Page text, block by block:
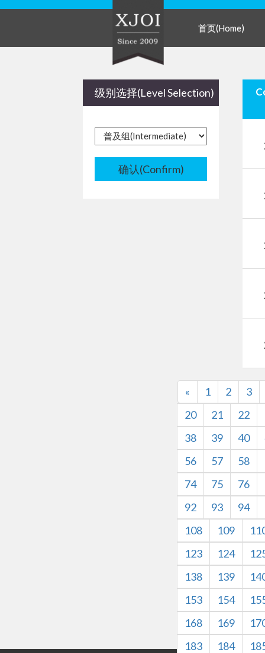
首页(Home)
级别选择(Level Selection)
确认(Confirm)
« 1 2
3
20
21 22
38
39 40
56
57 58
74
75 76
92
93 94
108
109
123
124
138
139
153
154
168
169
183
184